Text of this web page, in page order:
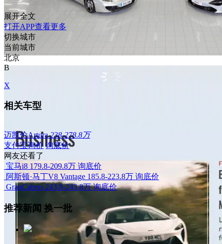
展开全文
打开APP查看更多
切换城市
当前城市
北京
B
X
相关车型
迈凯伦Artura 238-278.8万
支付宝询价 询底价
网友还看了
宝马i8 179.8-209.8万 询底价
阿斯顿·马丁V8 Vantage 185.8-223.8万 询底价
GranCabrio 243.8-243.8万 询底价
推荐新闻 换一批